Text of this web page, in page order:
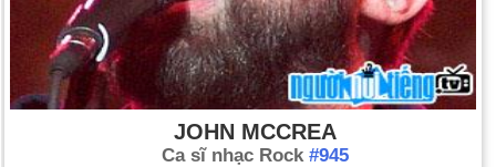
JOHN MCCREA
Ca sĩ nhạc Rock #945